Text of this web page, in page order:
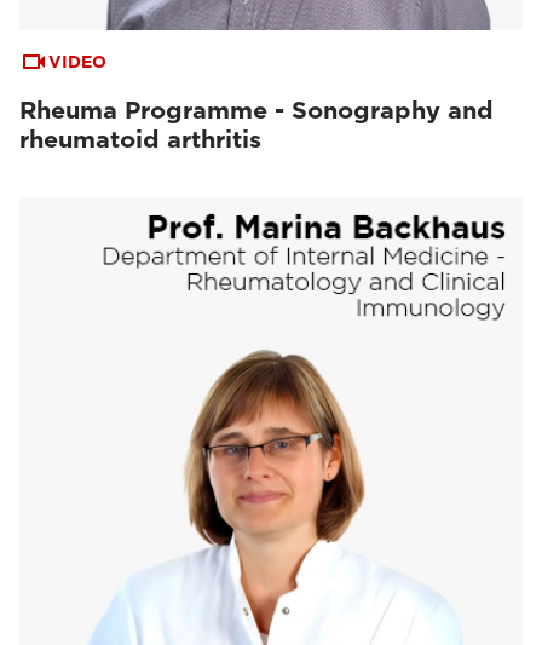
VIDEO
Rheuma Programme - Sonography and
rheumatoid arthritis